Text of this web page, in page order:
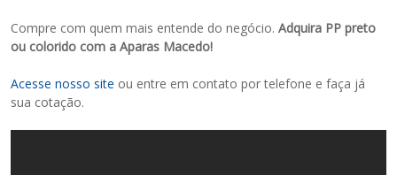
Compre com quem mais entende do negócio.Adquira PP preto
ou colorido com a Aparas Macedo!
Acesse nosso site ou entre em contato por telefone e faça já
sua cotação.